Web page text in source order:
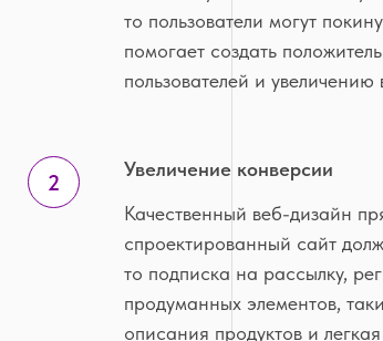
то пользователи могут
помогает создать
пользователей и
Увеличение конверсии
Качественный веб-дизайн
спроектированный сайт
то подписка на рассылку,
продуманных элементов,
описания продуктов и